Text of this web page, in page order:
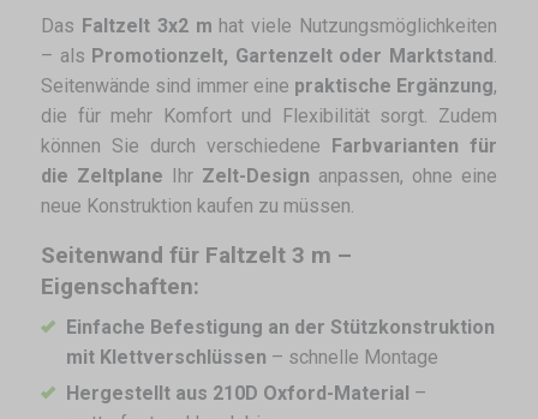
Das Faltzelt 3x2 m hat viele Nutzungsmöglichkeiten
– als Promotionzelt, Gartenzelt oder Marktstand.
Seitenwände sind immer eine praktische Ergänzung,
die für mehr Komfort und Flexibilität sorgt. Zudem
können Sie durch verschiedene Farbvarianten für
die Zeltplane Ihr Zelt-Design anpassen, ohne eine
neue Konstruktion kaufen zu müssen.
Seitenwand für Faltzelt 3 m –
Eigenschaften:
Einfache Befestigung an der Stützkonstruktion
mit Klettverschlüssen – schnelle Montage
Hergestellt aus 210D Oxford-Material –